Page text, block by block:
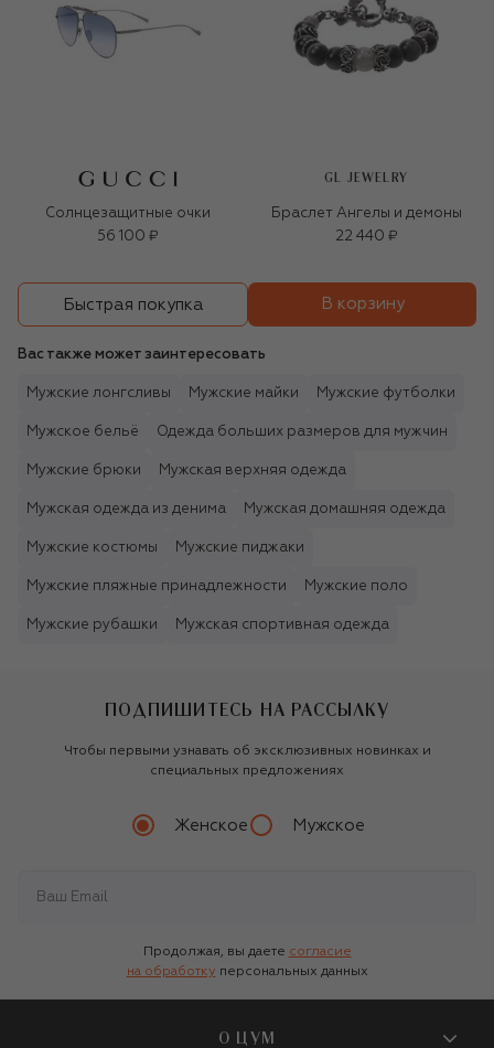
Солнцезащитные очки
56 100 ₽
GL JEWELRY
Браслет Ангелы и демоны
22 440 ₽
Быстрая покупка В корзину
Вас также может заинтересовать
Мужские лонгсливы Мужские майки Мужские футболки
Мужское бельё Одежда больших размеров для мужчин
Мужские брюки Мужская верхняя одежда
Мужская одежда из денима Мужская домашняя одежда
Мужские костюмы Мужские пиджаки
Мужские пляжные принадлежности Мужские поло
Мужские рубашки Мужская спортивная одежда
ПОДПИШИТЕСЬ НА РАССЫЛКУ
Чтобы первыми узнавать об эксклюзивных новинках и
специальных предложениях
Женское Мужское
Продолжая, вы даете согласие
на обработку персональных данных
О ЦУМ